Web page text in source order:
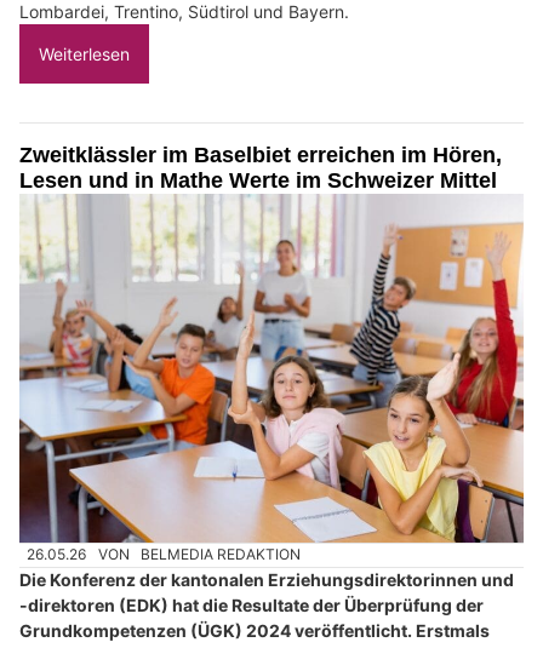
Lombardei, Trentino, Südtirol und Bayern.
Weiterlesen
Zweitklässler im Baselbiet erreichen im Hören,
Lesen und in Mathe Werte im Schweizer Mittel
26.05.26 VON BELMEDIA REDAKTION
Die Konferenz der kantonalen Erziehungsdirektorinnen und
-direktoren (EDK) hat die Resultate der Überprüfung der
Grundkompetenzen (ÜGK) 2024 veröffentlicht. Erstmals